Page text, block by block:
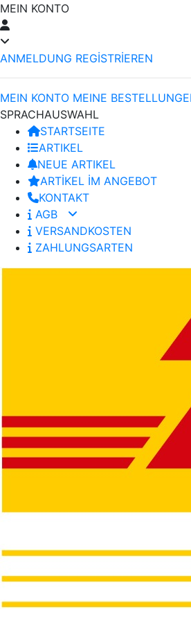
MEIN KONTO
ANMELDUNG REGİSTRİEREN
MEIN KONTO MEINE
SPRACHAUSWAHL
STARTSEITE
ARTIKEL
NEUE ARTIKEL
ARTİKEL İM ANGEBOT
KONTAKT
AGB
VERSANDKOSTEN
ZAHLUNGSARTEN